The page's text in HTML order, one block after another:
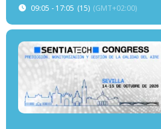
09:05 - 17:05 (15) (GMT+02:00)